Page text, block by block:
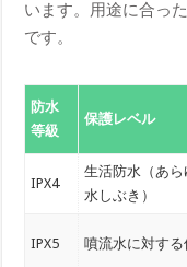
います。用途に合っ
です。
防水
等級
保護レベル
IPX4
生活防水（あ
水しぶき）
IPX5 噴流水に対する